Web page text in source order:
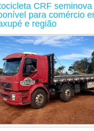
CRF seminova
para comércio
e região